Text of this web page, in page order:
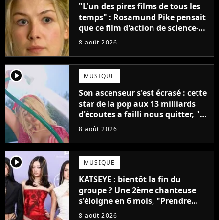
"L'un des pires films de tous les
temps" : Rosamund Pike pensait
que ce film d'action de science-
fiction avec Dwayne Johnson
8 août 2026
player2 MUSIQUE
Son ascenseur s'est écrasé : cette
star de la pop aux 13 milliards
d'écoutes a failli nous quitter, "Je
pensais ne plus jamais chanter"
8 août 2026
player2 MUSIQUE
KATSEYE : bientôt la fin du
groupe ? Une 2ème chanteuse
s'éloigne en 6 mois, "Prendre
cette décision n’a pas été facile"
8 août 2026